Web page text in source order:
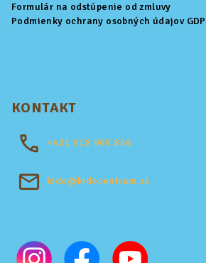
Formulár na odstúpenie od zmluvy
Podmienky ochrany osobných údajov
KONTAKT
+421 918 969 846
kido@kidocentrum.sk